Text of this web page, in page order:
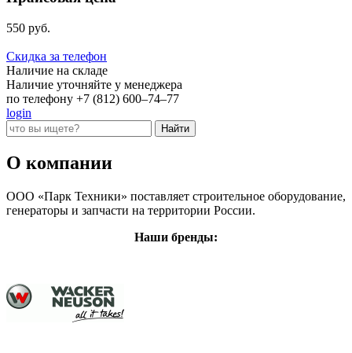
550 руб.
Скидка за телефон
Наличие на складе
Наличие уточняйте у менеджера
по телефону +7 (812) 600–74–77
login
О компании
ООО «Парк Техники» поставляет строительное оборудование,
генераторы и запчасти на территории России.
Наши бренды: